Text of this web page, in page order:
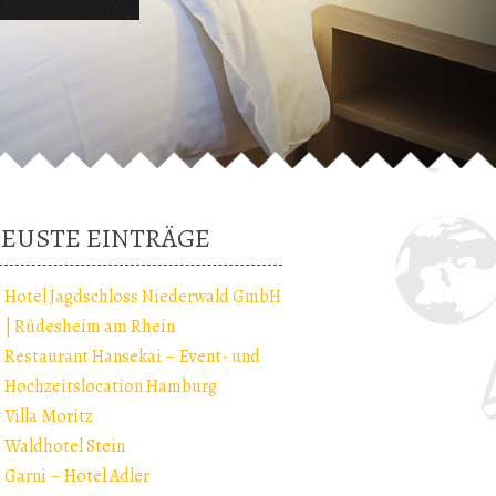
EINTRÄGE
Hotel Jagdschloss Niederwald GmbH
| Rüdesheim am Rhein
Restaurant Hansekai – Event- und
Hochzeitslocation Hamburg
Villa Moritz
Waldhotel Stein
Garni – Hotel Adler